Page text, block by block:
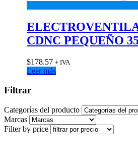
CDNC PEQUEÑO
$178.57 + IVA
Leer más
Filtrar
Categorías del producto
Marcas
Filter by price